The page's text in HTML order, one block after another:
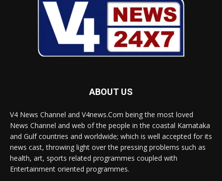
ABOUT US
V4 News Channel and V4news.Com being the most loved
News Channel and web of the people in the coastal Karnataka
and Gulf countries and worldwide; which is well accepted for its
news cast, throwing light over the pressing problems such as
health, art, sports related programmes coupled with
Entertainment oriented programmes.